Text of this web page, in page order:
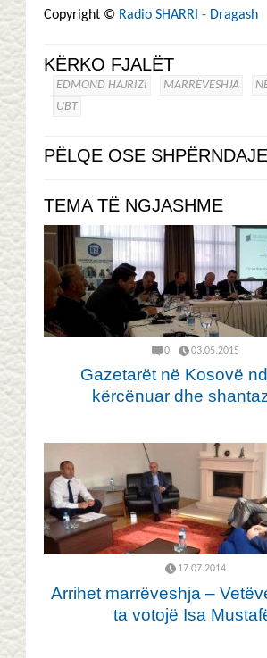
Copyright © Radio SHARRI - Dragash
KËRKO FJALËT
EDMOND HAJRIZI MARRËVESHJA
UBT
PËLQE OSE SHPËRNDAJE
TEMA TË NGJASHME
0 03.05.2015
Gazetarët në Kosovë
kërcënuar dhe
17.07.2014
Arrihet marrëveshja –
ta votojë Isa